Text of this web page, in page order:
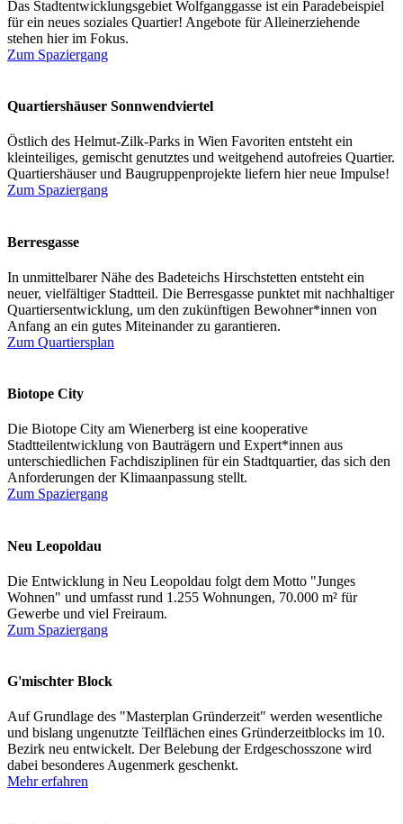
Das Stadtentwicklungsgebiet Wolfganggasse ist ein Paradebeispiel
für ein neues soziales Quartier! Angebote für Alleinerziehende
stehen hier im Fokus.
Zum Spaziergang
Quartiershäuser Sonnwendviertel
Östlich des Helmut-Zilk-Parks in Wien Favoriten entsteht ein
kleinteiliges, gemischt genutztes und weitgehend autofreies Quartier.
Quartiershäuser und Baugruppenprojekte liefern hier neue Impulse!
Zum Spaziergang
Berresgasse
In unmittelbarer Nähe des Badeteichs Hirschstetten entsteht ein
neuer, vielfältiger Stadtteil. Die Berresgasse punktet mit nachhaltiger
Quartiersentwicklung, um den zukünftigen Bewohner*innen von
Anfang an ein gutes Miteinander zu garantieren.
Zum Quartiersplan
Biotope City
Die Biotope City am Wienerberg ist eine kooperative
Stadtteilentwicklung von Bauträgern und Expert*innen aus
unterschiedlichen Fachdisziplinen für ein Stadtquartier, das sich den
Anforderungen der Klimaanpassung stellt.
Zum Spaziergang
Neu Leopoldau
Die Entwicklung in Neu Leopoldau folgt dem Motto "Junges
Wohnen" und umfasst rund 1.255 Wohnungen, 70.000 m² für
Gewerbe und viel Freiraum.
Zum Spaziergang
G'mischter Block
Auf Grundlage des "Masterplan Gründerzeit" werden wesentliche
und bislang ungenutzte Teilflächen eines Gründerzeitblocks im 10.
Bezirk neu entwickelt. Der Belebung der Erdgeschosszone wird
dabei besonderes Augenmerk geschenkt.
Mehr erfahren